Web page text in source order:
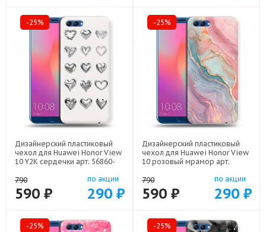
-25%
Дизайнерский пластиковый
чехол для Huawei Honor View
10 Y2K сердечки арт: 56860-
790
590 ₽
по акции
290 ₽
-25%
Дизайнерский пластиковый
чехол для Huawei Honor View
10 розовый мрамор арт:
790
590 ₽
по акции
290 ₽
-25% -25%